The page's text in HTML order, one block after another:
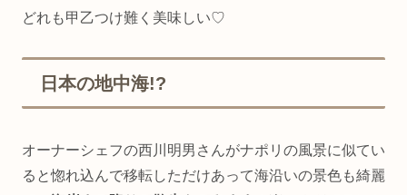
どれも甲乙つけ難く美味しい♡
日本の地中海!?
オーナーシェフの西川明男さんがナポリの風景に似てい
ると惚れ込んで移転しただけあって海沿いの景色も綺麗